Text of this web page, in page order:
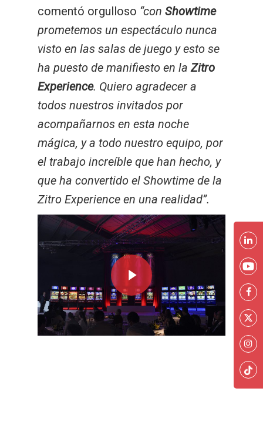
comentó orgulloso “con Showtime
prometemos un espectáculo nunca
visto en las salas de juego y esto se
ha puesto de manifiesto en laZitro
Experience. Quiero agradecer a
todos nuestros invitados por
acompañarnos en esta noche
mágica, y a todo nuestro equipo, por
el trabajo increíble que han hecho, y
que ha convertido el Showtime de la
Zitro Experience en una realidad”.